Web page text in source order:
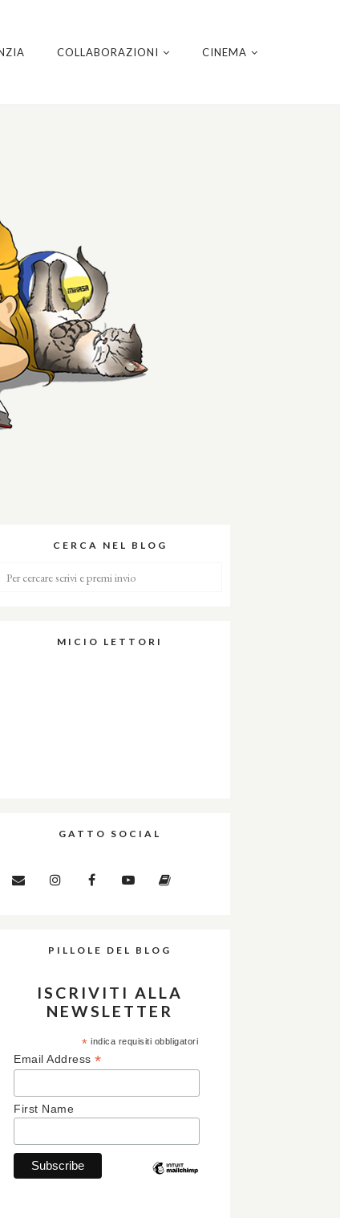
COLLABORAZIONI CINEMA
CERCA NEL BLOG
MICIO LETTORI
GATTO SOCIAL
PILLOLE DEL BLOG
ISCRIVITI ALLA
NEWSLETTER
* indica requisiti obbligatori
Email Address *
First Name